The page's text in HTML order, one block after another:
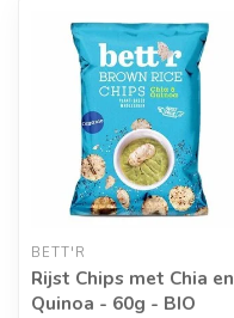
BETT'R
Rijst Chips met Chia en
Quinoa - 60g - BIO